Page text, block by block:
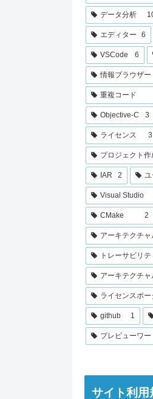
データ分析
エディター 6
VSCode 6
情報ブラウザー
重複コード
Objective-C 3
ライセンス 3
プロジェクト作
IAR 2
Visual Studio
CMake 2
アーキテクチャ
トレーサビリテ
アーキテクチャ
ライセンスポー
github 1
プレビューワー
サイト利用